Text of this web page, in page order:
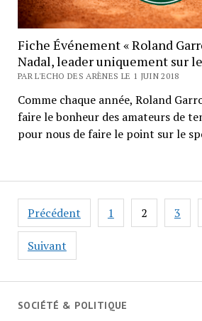
SOCIÉTÉ & POLITIQUE
Fiche Événement « Roland
Nadal, leader uniquement sur
PAR L'ECHO DES ARÈNES LE 1 JUIN 2018
Comme chaque année, Roland
faire le bonheur des amateurs de
pour nous de faire le point sur le
Pagination
des
publications
Précédent 1 2 3
Suivant